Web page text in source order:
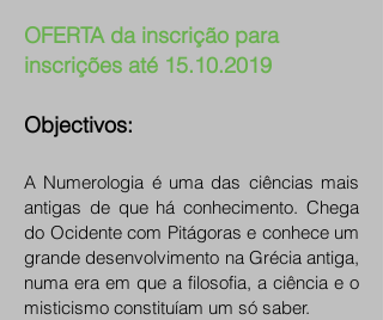
OFERTA da inscrição para
inscrições até 15.10.2019
Objectivos:
A Numerologia é uma das ciências mais
antigas de que há conhecimento. Chega
do Ocidente com Pitágoras e conhece um
grande desenvolvimento na Grécia antiga,
numa era em que a filosofia, a ciência e o
misticismo constituíam um só saber.